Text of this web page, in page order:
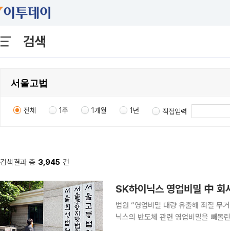
검색
전체 1주 1개월 1년 직접입력
검색결과 총 3,945 건
SK하이닉스 영업비밀 中
법원 “영업비밀 대량 유출해 죄질 무거워”…징역 1년6개
닉스의 반도체 관련 영업비밀을 빼돌